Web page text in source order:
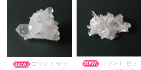
コリント ゼッ
コリント ゼッ